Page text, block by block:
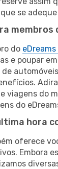
se
membros
do
e poupar
viagens do
do
hora
oferece
Embora